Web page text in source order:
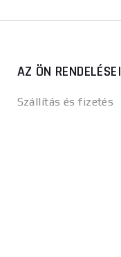
AZ ÖN RENDELÉSEI
Szállítás és fizetés